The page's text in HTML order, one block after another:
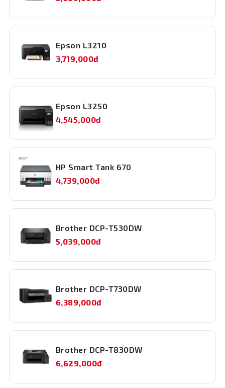
Epson L3210
3,719,000đ
Epson L3250
4,545,000đ
HP Smart Tank 670
4,739,000đ
Brother DCP-T530DW
5,039,000đ
Brother DCP-T730DW
6,389,000đ
Brother DCP-T830DW
6,629,000đ